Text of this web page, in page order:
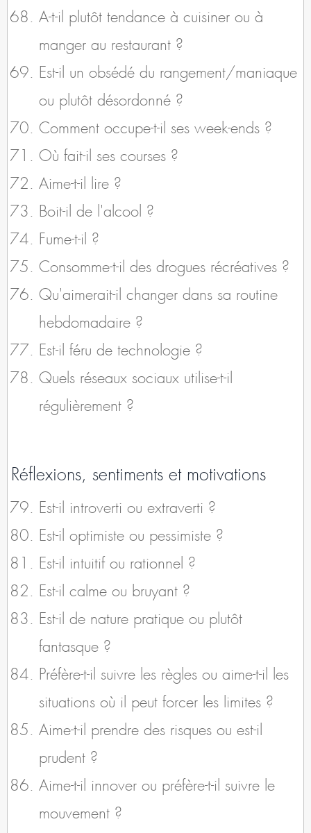
A-t-il plutôt tendance à cuisiner ou à
manger au restaurant ?
Est-il un obsédé du rangement/maniaque
ou plutôt désordonné ?
Comment occupe-t-il ses week-ends ?
Où fait-il ses courses ?
Aime-t-il lire ?
Boit-il de l'alcool ?
Fume-t-il ?
Consomme-t-il des drogues récréatives ?
Qu'aimerait-il changer dans sa routine
hebdomadaire ?
Est-il féru de technologie ?
Quels réseaux sociaux utilise-t-il
régulièrement ?
Réflexions, sentiments et motivations
Est-il introverti ou extraverti ?
Est-il optimiste ou pessimiste ?
Est-il intuitif ou rationnel ?
Est-il calme ou bruyant ?
Est-il de nature pratique ou plutôt
fantasque ?
Préfère-t-il suivre les règles ou aime-t-il les
situations où il peut forcer les limites ?
Aime-t-il prendre des risques ou est-il
prudent ?
Aime-t-il innover ou préfère-t-il suivre le
mouvement ?